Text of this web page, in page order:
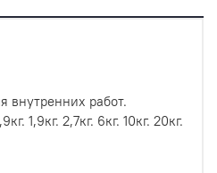
внутренних работ.
1,9кг. 2,7кг. 6кг. 10кг. 20кг.